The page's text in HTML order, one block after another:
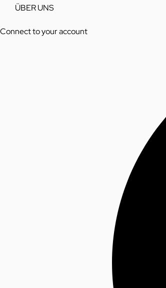
ÜBER UNS
Connect to your account